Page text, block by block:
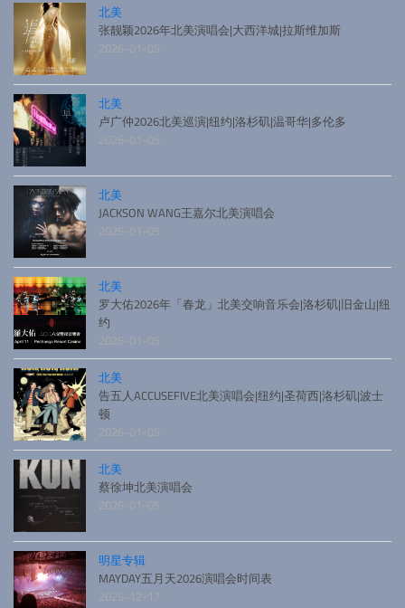
北美
张靓颖2026年北美演唱会|大西洋城|拉斯维加斯
2026-01-05
北美
卢广仲2026北美巡演|纽约|洛杉矶|温哥华|多伦多
2026-01-05
北美
JACKSON WANG王嘉尔北美演唱会
2026-01-05
北美
罗大佑2026年「春龙」北美交响音乐会|洛杉矶|旧金山|纽
约
2026-01-05
北美
告五人ACCUSEFIVE北美演唱会|纽约|圣荷西|洛杉矶|波士
顿
2026-01-05
北美
蔡徐坤北美演唱会
2026-01-05
明星专辑
MAYDAY五月天2026演唱会时间表
2025-12-17